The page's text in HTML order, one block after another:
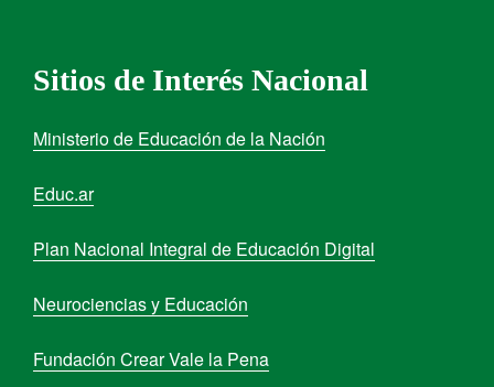
Sitios de Interés Nacional
Ministerio de Educación de la Nación
Educ.ar
Plan Nacional Integral de Educación Digital
Neurociencias y Educación
Fundación Crear Vale la Pena